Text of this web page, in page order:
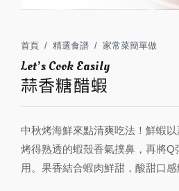
首頁 精選食譜 家常菜簡單做
蒜香糖醋蝦
中秋烤海鮮來點清爽吃法！鮮蝦
烤得熟透的蝦殼香氣撲鼻，再將Q
用。果香結合蝦肉鮮甜，酸甜口感
烤得熟透的蝦殼香氣撲鼻，再將
4人份
PREPARATION
準備食材及配料